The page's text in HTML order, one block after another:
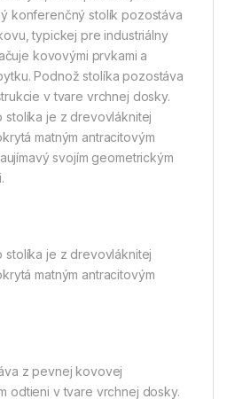
konferenčný stolík pozostáva
typickej pre industriálny
kovovými prvkami a
Podnož stolíka pozostáva
v tvare vrchnej dosky.
je z drevovláknitej
matným antracitovým
svojím geometrickým
je z drevovláknitej
matným antracitovým
z pevnej kovovej
odtieni v tvare vrchnej dosky.